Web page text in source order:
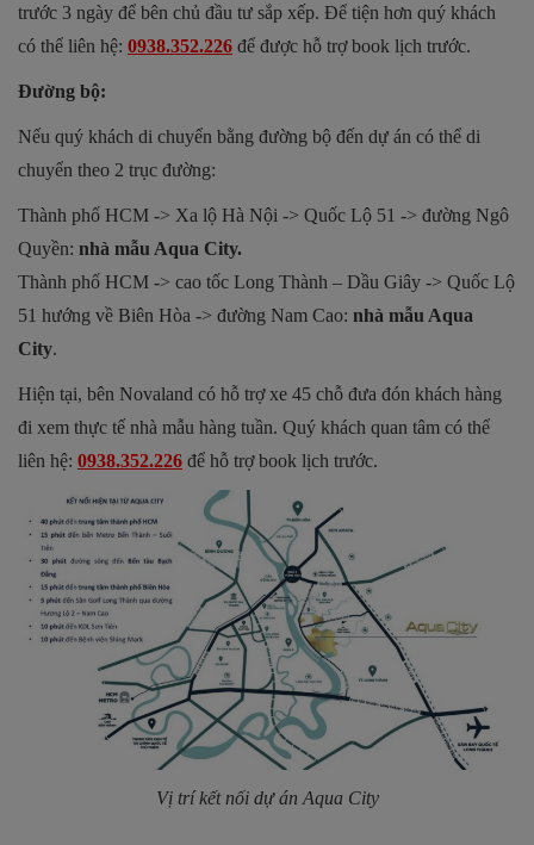
trước 3 ngày để bên chủ đầu tư sắp xếp. Để tiện hơn quý khách
có thể liên hệ: 0938.352.226 để được hỗ trợ book lịch trước.
Đường bộ:
Nếu quý khách di chuyển bằng đường bộ đến dự án có thể di
chuyển theo 2 trục đường:
Thành phố HCM -> Xa lộ Hà Nội -> Quốc Lộ 51 -> đường Ngô
Quyền: nhà mẫu Aqua City.
Thành phố HCM -> cao tốc Long Thành – Dầu Giây -> Quốc Lộ
51 hướng về Biên Hòa -> đường Nam Cao: nhà mẫu Aqua
City.
Hiện tại, bên Novaland có hỗ trợ xe 45 chỗ đưa đón khách hàng
đi xem thực tế nhà mẫu hàng tuần. Quý khách quan tâm có thể
liên hệ: 0938.352.226 để hỗ trợ book lịch trước.
Vị trí kết nối dự án Aqua City